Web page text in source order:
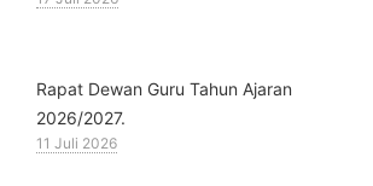
Rapat Dewan Guru Tahun Ajaran
2026/2027.
11 Juli 2026